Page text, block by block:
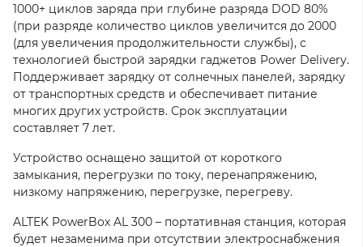
1000+ циклов заряда при глубине разряда DOD 80%
(при разряде количество циклов увеличится до 2000
(для увеличения продолжительности службы), с
технологией быстрой зарядки гаджетов Power Delivery.
Поддерживает зарядку от солнечных панелей, зарядку
от транспортных средств и обеспечивает питание
многих других устройств. Срок эксплуатации
составляет 7 лет.
Устройство оснащено защитой от короткого
замыкания, перегрузки по току, перенапряжению,
низкому напряжению, перегрузке, перегреву.
ALTEK PowerBox AL 300 – портативная станция, которая
будет незаменима при отсутствии электроснабжения